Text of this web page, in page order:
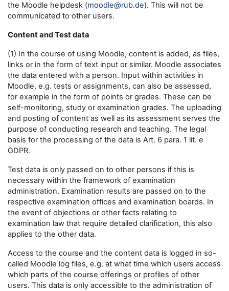
the Moodle helpdesk (moodle@rub.de). This will not be
communicated to other users.
Content and Test data
(1) In the course of using Moodle, content is added, as files,
links or in the form of text input or similar. Moodle associates
the data entered with a person. Input within activities in
Moodle, e.g. tests or assignments, can also be assessed,
for example in the form of points or grades. These can be
self-monitoring, study or examination grades. The uploading
and posting of content as well as its assessment serves the
purpose of conducting research and teaching. The legal
basis for the processing of the data is Art. 6 para. 1 lit. e
GDPR.
Test data is only passed on to other persons if this is
necessary within the framework of examination
administration. Examination results are passed on to the
respective examination offices and examination boards. In
the event of objections or other facts relating to
examination law that require detailed clarification, this also
applies to the other data.
Access to the course and the content data is logged in so-
called Moodle log files, e.g. at what time which users access
which parts of the course offerings or profiles of other
users. This data is only accessible to the administration of